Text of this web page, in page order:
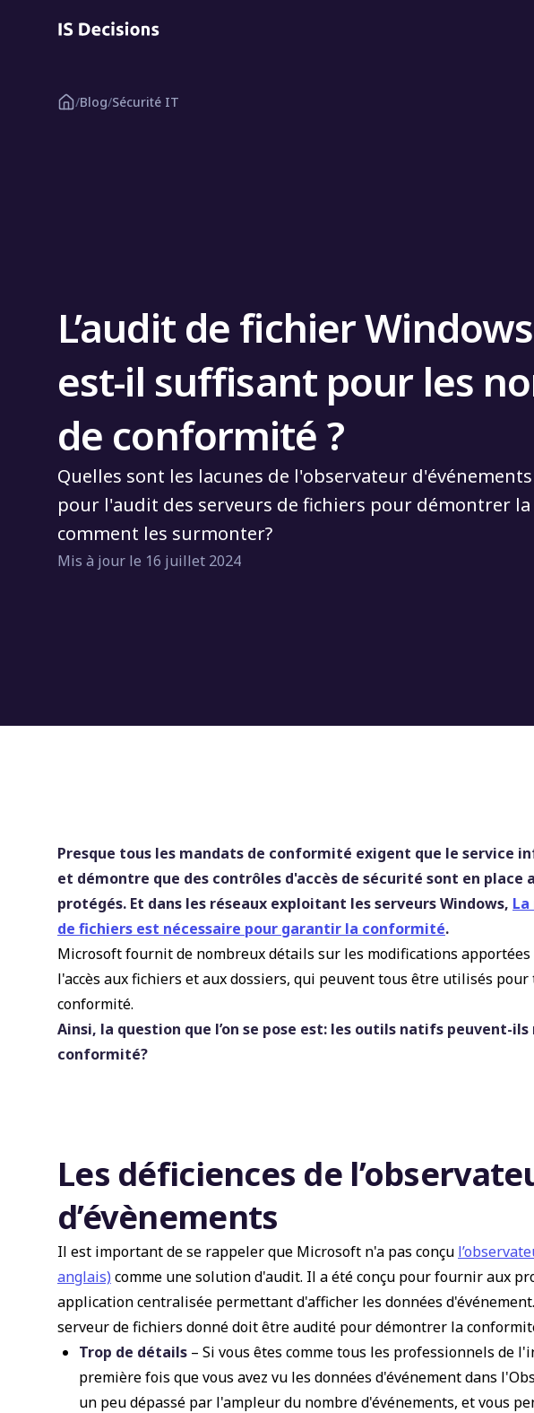
/Blog/Sécurité IT
L’audit de fichier
est-il suffisant pour les
de conformité ?
Quelles sont les lacunes de l'observateur
pour l'audit des serveurs de fichiers pour démontrer
comment les surmonter?
Mis à jour le 16 juillet 2024
Presque tous les mandats de conformité exigent que le service
et démontre que des contrôles d'accès de sécurité sont en place
protégés. Et dans les réseaux exploitant les serveurs Windows,
de fichiers est nécessaire pour garantir la conformité.
Microsoft fournit de nombreux détails sur les modifications
l'accès aux fichiers et aux dossiers, qui peuvent tous être utilisés
conformité.
Ainsi, la question que l’on se pose est: les outils natifs peuvent-
conformité?
Les déficiences de
d’évènements
Il est important de se rappeler que Microsoft n'a pas conçu
anglais) comme une solution d'audit. Il a été conçu pour fournir aux
application centralisée permettant d'afficher les données
serveur de fichiers donné doit être audité pour démontrer la
Trop de détails – Si vous êtes comme tous les professionnels de
première fois que vous avez vu les données d'événement dans
un peu dépassé par l'ampleur du nombre d'événements, et vous